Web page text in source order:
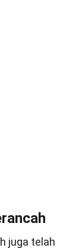
juga telah